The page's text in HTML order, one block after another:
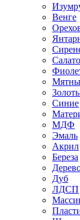
Венге
Синие
МДФ
Эмаль
Акрил
Береза
Дуб
ЛДСП